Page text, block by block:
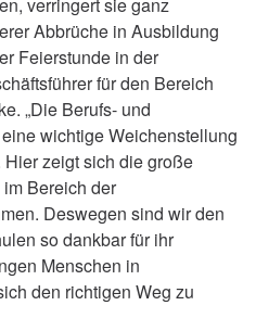
Abbrüche in Ausbildung
Feierstunde in der
für den Bereich
„Die Berufs- und
wichtige Weichenstellung
zeigt sich die große
Bereich der
Deswegen sind wir den
so dankbar für ihr
Menschen in
den richtigen Weg zu